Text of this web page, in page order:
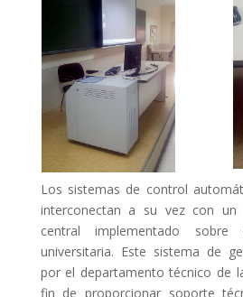
Los sistemas de control
interconectan a su vez con un
central implementado
universitaria. Este sistema de
por el departamento técnico de
fin de proporcionar soporte